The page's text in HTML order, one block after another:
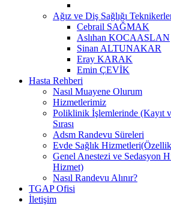
Ağız ve Diş Sağlığı
Cebrail SAĞMAK
Aslıhan KOCAASLAN
Sinan ALTUNAKAR
Eray KARAK
Emin ÇEVİK
Hasta Rehberi
Nasıl Muayene Olurum
Hizmetlerimiz
Poliklinik İşlemlerinde (Kayıt
Sırası
Adsm Randevu Süreleri
Evde Sağlık
Genel Anestezi ve Sedasyon
Hizmet)
Nasıl Randevu Alınır?
TGAP Ofisi
İletişim